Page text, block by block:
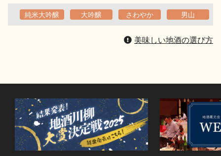
純米大吟醸 大吟醸 さわやか 男山
美味しい地酒の選び方